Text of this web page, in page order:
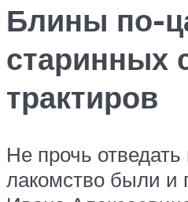
Блины по-
старинных
трактиров
Не прочь
лакомство были и